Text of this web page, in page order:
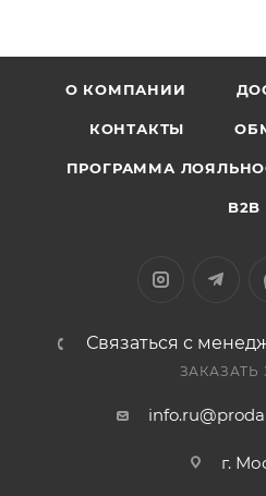
О КОМПАНИИ
КОНТАКТЫ
ПРОГРАММА
B2B
Связаться с
ЗАКАЗАТЬ
г.